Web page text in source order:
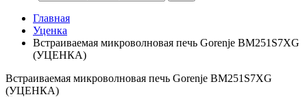
Главная
Уценка
Встраиваемая микроволновая печь Gorenje BM251S7XG
(УЦЕНКА)
Встраиваемая микроволновая печь Gorenje BM251S7XG
(УЦЕНКА)